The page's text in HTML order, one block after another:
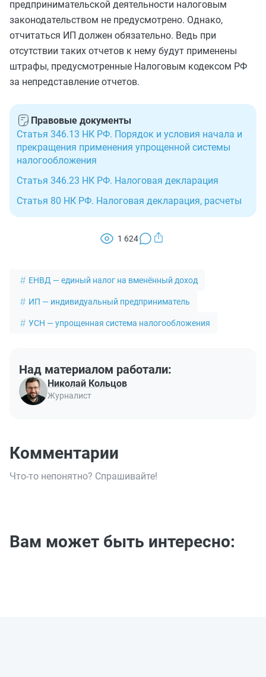
предпринимательской деятельности налоговым
законодательством не предусмотрено. Однако,
отчитаться ИП должен обязательно. Ведь при
отсутствии таких отчетов к нему будут применены
штрафы, предусмотренные Налоговым кодексом РФ
за непредставление отчетов.
Правовые документы
Статья 346.13 НК РФ. Порядок и условия начала и
прекращения применения упрощенной системы
налогообложения
Статья 346.23 НК РФ. Налоговая декларация
Статья 80 НК РФ. Налоговая декларация, расчеты
1 624
ЕНВД — единый налог на вменённый доход
ИП — индивидуальный предприниматель
УСН — упрощенная система налогообложения
Над материалом работали:
Николай Кольцов
Журналист
Комментарии
Что-то непонятно? Спрашивайте!
Вам может быть интересно: